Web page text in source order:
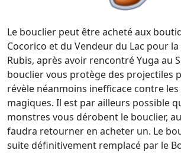
Le bouclier peut être acheté aux
Cocorico et du Vendeur du Lac pour
Rubis, après avoir rencontré Yuga au
bouclier vous protège des projectiles
révèle néanmoins inefficace contre
magiques. Il est par ailleurs possible
monstres vous dérobent le bouclier,
faudra retourner en acheter un. Le
suite définitivement remplacé par le